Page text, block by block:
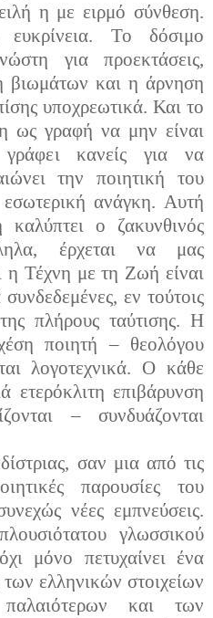
η με ειρμό σύνθεση.
Το δόσιμο
για προεκτάσεις,
βιωμάτων και η άρνηση
υποχρεωτικά. Και το
ως γραφή να μην είναι
κανείς για να
την ποιητική του
ανάγκη. Αυτή
ο ζακυνθινός
έρχεται να μας
η Τέχνη με τη Ζωή είναι
εν τούτοις
πλήρους ταύτισης. Η
ποιητή – θεολόγου
λογοτεχνικά. Ο κάθε
ετερόκλιτη επιβάρυνση
– συνδυάζονται
σαν μια από τις
παρουσίες του
νέες εμπνεύσεις.
γλωσσικού
μόνο πετυχαίνει ένα
ελληνικών στοιχείων
και των